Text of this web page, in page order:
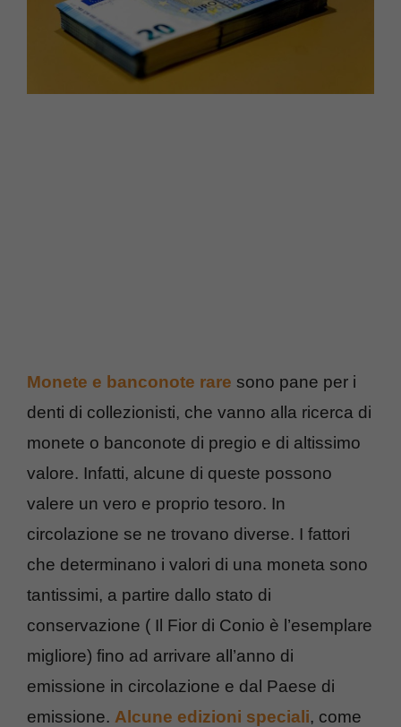
Monete e banconote rare sono pane per i
denti di collezionisti, che vanno alla ricerca di
monete o banconote di pregio e di altissimo
valore. Infatti, alcune di queste possono
valere un vero e proprio tesoro. In
circolazione se ne trovano diverse. I fattori
che determinano i valori di una moneta sono
tantissimi, a partire dallo stato di
conservazione ( Il Fior di Conio è l’esemplare
migliore) fino ad arrivare all’anno di
emissione in circolazione e dal Paese di
emissione. Alcune edizioni speciali, come